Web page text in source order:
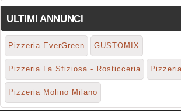
ULTIMI ANNUNCI
Pizzeria EverGreen GUSTOMIX
Pizzeria La Sfiziosa - Rosticceria
Pizzeria Molino Milano